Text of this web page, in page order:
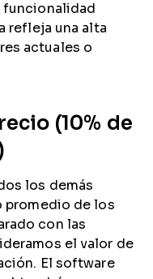
funcionalidad
refleja una alta
actuales o
(10% de
los demás
promedio de los
con las
el valor de
El software